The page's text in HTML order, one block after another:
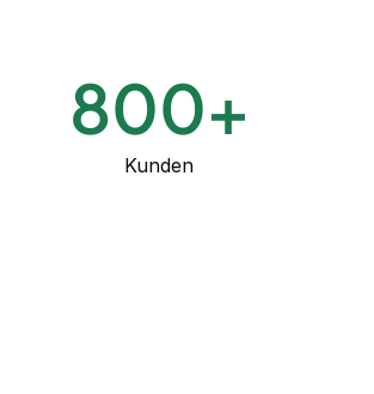
800+
Kunden